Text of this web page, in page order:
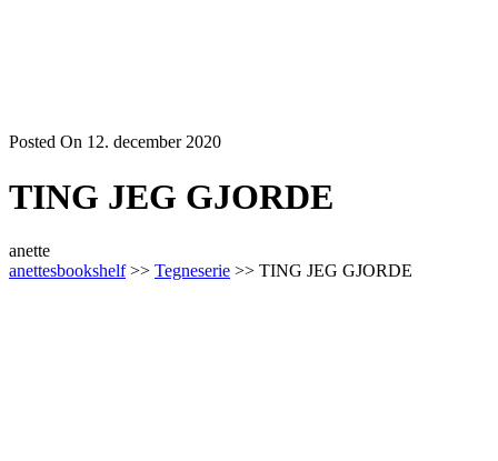
Posted On 12. december 2020
TING JEG GJORDE
anette
anettesbookshelf>> Tegneserie >> TING JEG GJORDE